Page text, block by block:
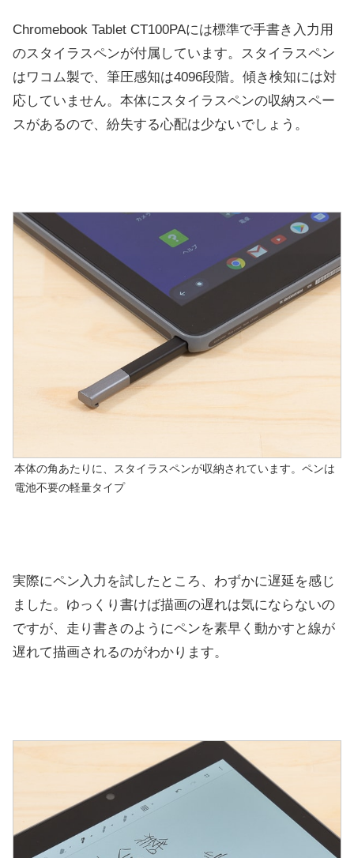
Chromebook Tablet CT100PAには標準で手書き入力用
のスタイラスペンが付属しています。スタイラスペン
はワコム製で、筆圧感知は4096段階。傾き検知には対
応していません。本体にスタイラスペンの収納スペー
スがあるので、紛失する心配は少ないでしょう。
本体の角あたりに、スタイラスペンが収納されています。ペンは
電池不要の軽量タイプ
実際にペン入力を試したところ、わずかに遅延を感じ
ました。ゆっくり書けば描画の遅れは気にならないの
ですが、走り書きのようにペンを素早く動かすと線が
遅れて描画されるのがわかります。